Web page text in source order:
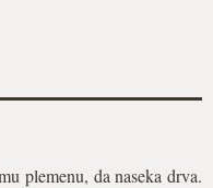
plemenu, da naseka drva.